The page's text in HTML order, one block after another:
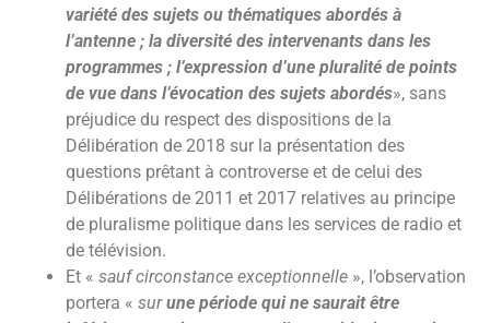
variété des sujets ou thématiques abordés à
l’antenne ; la diversité des intervenants dans les
programmes ; l’expression d’une pluralité de points
de vue dans l’évocation des sujets abordés», sans
préjudice du respect des dispositions de la
Délibération de 2018 sur la présentation des
questions prêtant à controverse et de celui des
Délibérations de 2011 et 2017 relatives au principe
de pluralisme politique dans les services de radio et
de télévision.
Et « sauf circonstance exceptionnelle », l’observation
portera « surune période qui ne saurait être